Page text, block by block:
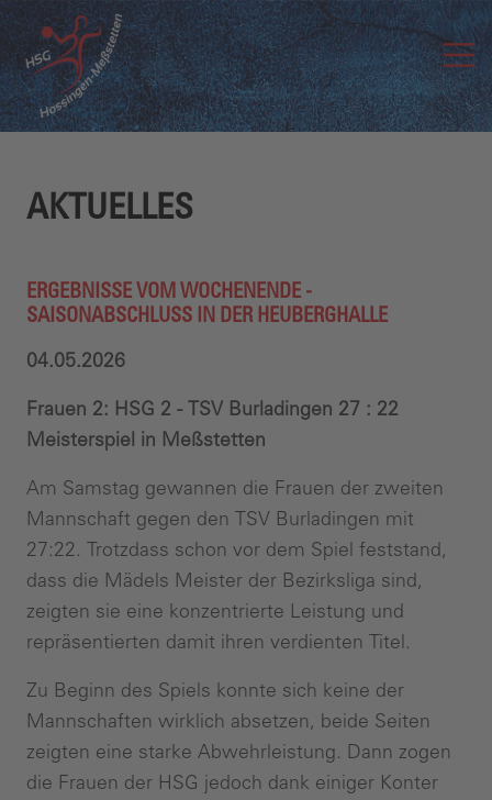
AKTUELLES
ERGEBNISSE VOM WOCHENENDE -
SAISONABSCHLUSS IN DER HEUBERGHALLE
04.05.2026
Frauen 2: HSG 2 - TSV Burladingen 27 : 22
Meisterspiel in Meßstetten
Am Samstag gewannen die Frauen der zweiten
Mannschaft gegen den TSV Burladingen mit
27:22. Trotzdass schon vor dem Spiel feststand,
dass die Mädels Meister der Bezirksliga sind,
zeigten sie eine konzentrierte Leistung und
repräsentierten damit ihren verdienten Titel.
Zu Beginn des Spiels konnte sich keine der
Mannschaften wirklich absetzen, beide Seiten
zeigten eine starke Abwehrleistung. Dann zogen
die Frauen der HSG jedoch dank einiger Konter